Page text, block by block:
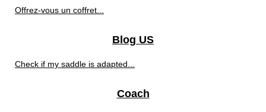
Offrez-vous un coffret...
Blog US
Check if my saddle is adapted...
Coach